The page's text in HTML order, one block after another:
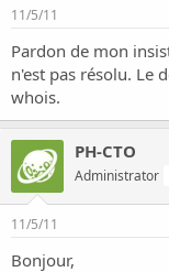
11/5/11
Pardon de mon
n'est pas résolu. Le
whois.
PH-CTO
Administrator
11/5/11
Bonjour,